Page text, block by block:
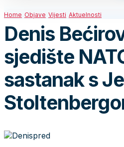
Home Objave Vijesti Aktuelnosti
Denis
sjedište
sastanak s